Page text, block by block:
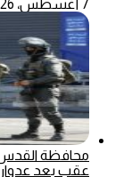
7 أغسطس، 2026
محافظة القدس:
عقب بعد